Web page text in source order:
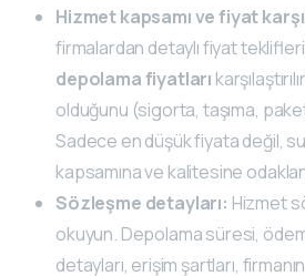
Hizmet kapsamı ve fiyat
firmalardan detaylı fiyat teklifleri
depolama fiyatları
olduğunu (sigorta, taşıma,
Sadece en düşük fiyata değil,
kapsamına ve kalitesine
Sözleşme detayları: Hizmet
okuyun. Depolama süresi,
detayları, erişim şartları,